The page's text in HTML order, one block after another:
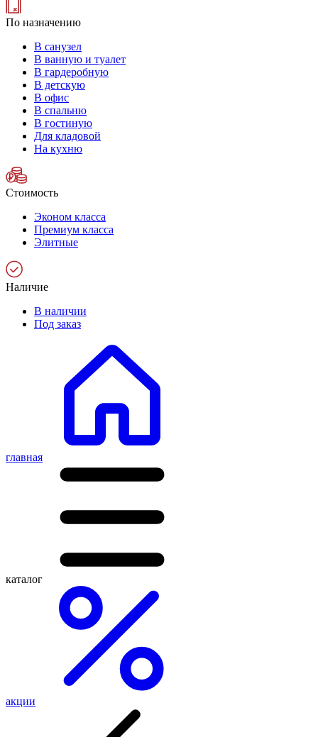
По назначению
В санузел
В ванную и туалет
В гардеробную
В детскую
В офис
В спальню
В гостиную
Для кладовой
На кухню
Стоимость
Эконом класса
Премиум класса
Элитные
Наличие
В наличии
Под заказ
главная
каталог
акции